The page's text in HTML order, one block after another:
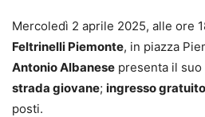
Mercoledì 2 aprile 2025, alle ore
Feltrinelli Piemonte, in piazza
Antonio Albanese presenta il
strada giovane; ingresso gratuito
posti.